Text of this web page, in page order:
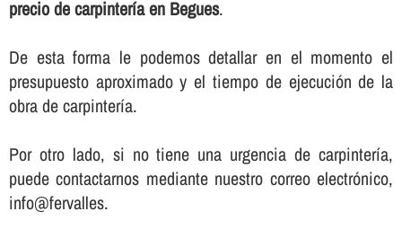
precio de carpinterí­a en Begues.
De esta forma le podemos detallar en el momento el
presupuesto aproximado y el tiempo de ejecución de la
obra de carpinterí­a.
Por otro lado, si no tiene una urgencia de carpinterí­a,
puede contactarnos mediante nuestro correo electrónico,
info@fervalles.